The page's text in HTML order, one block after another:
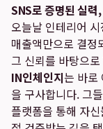
SNS로 증명된 실
오늘날 인테리어
매출액만으로 결정
그 신뢰를 바탕으
IN인체인지는 바로
을 구사합니다. 그
플랫폼을 통해 자